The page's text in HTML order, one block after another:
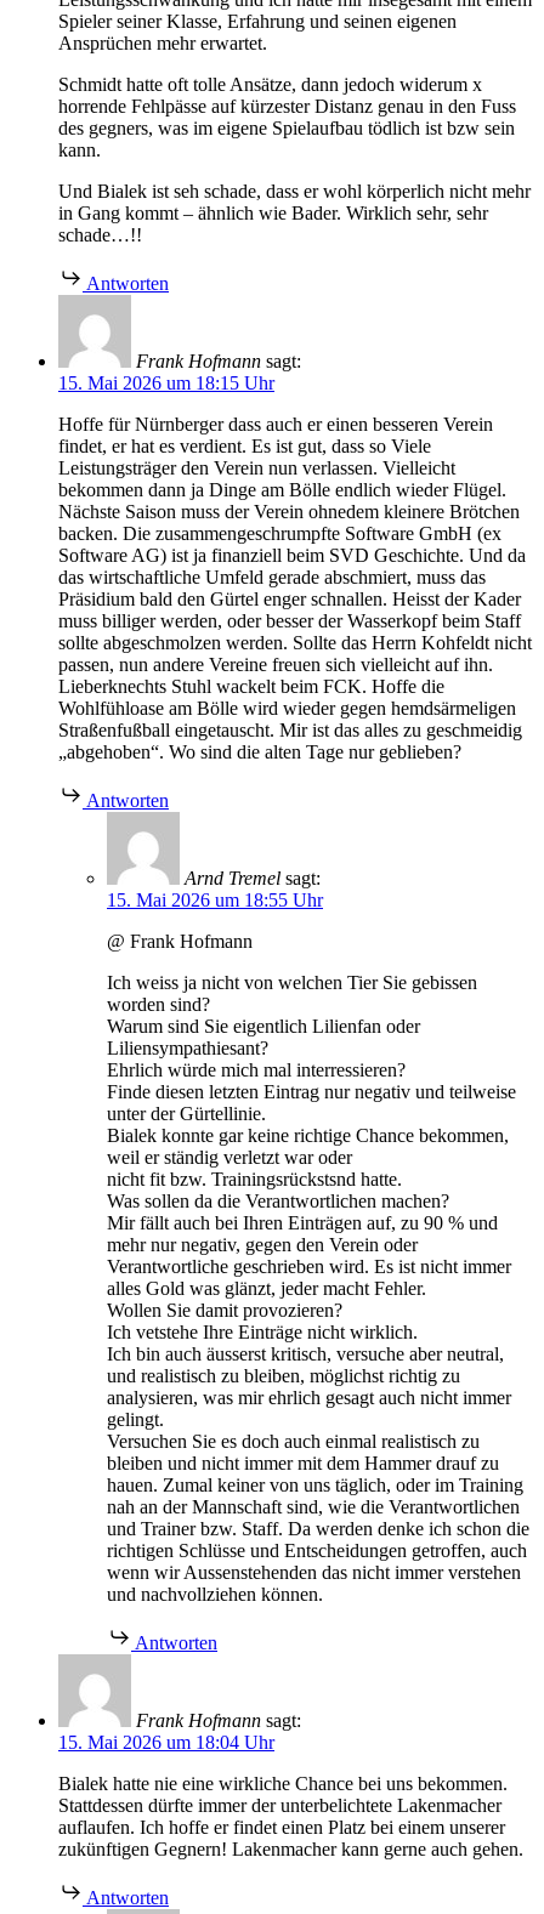
Spieler seiner Klasse, Erfahrung und seinen eigenen
Ansprüchen mehr erwartet.
Schmidt hatte oft tolle Ansätze, dann jedoch widerum x
horrende Fehlpässe auf kürzester Distanz genau in den Fuss
des gegners, was im eigene Spielaufbau tödlich ist bzw sein
kann.
Und Bialek ist seh schade, dass er wohl körperlich nicht mehr
in Gang kommt – ähnlich wie Bader. Wirklich sehr, sehr
schade…!!
Antworten
Frank Hofmann sagt:
15. Mai 2026 um 18:15 Uhr
Hoffe für Nürnberger dass auch er einen besseren Verein
findet, er hat es verdient. Es ist gut, dass so Viele
Leistungsträger den Verein nun verlassen. Vielleicht
bekommen dann ja Dinge am Bölle endlich wieder Flügel.
Nächste Saison muss der Verein ohnedem kleinere Brötchen
backen. Die zusammengeschrumpfte Software GmbH (ex
Software AG) ist ja finanziell beim SVD Geschichte. Und da
das wirtschaftliche Umfeld gerade abschmiert, muss das
Präsidium bald den Gürtel enger schnallen. Heisst der Kader
muss billiger werden, oder besser der Wasserkopf beim Staff
sollte abgeschmolzen werden. Sollte das Herrn Kohfeldt nicht
passen, nun andere Vereine freuen sich vielleicht auf ihn.
Lieberknechts Stuhl wackelt beim FCK. Hoffe die
Wohlfühloase am Bölle wird wieder gegen hemdsärmeligen
Straßenfußball eingetauscht. Mir ist das alles zu geschmeidig
„abgehoben“. Wo sind die alten Tage nur geblieben?
Antworten
Arnd Tremel sagt:
15. Mai 2026 um 18:55 Uhr
@ Frank Hofmann
Ich weiss ja nicht von welchen Tier Sie gebissen
worden sind?
Warum sind Sie eigentlich Lilienfan oder
Liliensympathiesant?
Ehrlich würde mich mal interressieren?
Finde diesen letzten Eintrag nur negativ und teilweise
unter der Gürtellinie.
Bialek konnte gar keine richtige Chance bekommen,
weil er ständig verletzt war oder
nicht fit bzw. Trainingsrückstsnd hatte.
Was sollen da die Verantwortlichen machen?
Mir fällt auch bei Ihren Einträgen auf, zu 90 % und
mehr nur negativ, gegen den Verein oder
Verantwortliche geschrieben wird. Es ist nicht immer
alles Gold was glänzt, jeder macht Fehler.
Wollen Sie damit provozieren?
Ich vetstehe Ihre Einträge nicht wirklich.
Ich bin auch äusserst kritisch, versuche aber neutral,
und realistisch zu bleiben, möglichst richtig zu
analysieren, was mir ehrlich gesagt auch nicht immer
gelingt.
Versuchen Sie es doch auch einmal realistisch zu
bleiben und nicht immer mit dem Hammer drauf zu
hauen. Zumal keiner von uns täglich, oder im Training
nah an der Mannschaft sind, wie die Verantwortlichen
und Trainer bzw. Staff. Da werden denke ich schon die
richtigen Schlüsse und Entscheidungen getroffen, auch
wenn wir Aussenstehenden das nicht immer verstehen
und nachvollziehen können.
Antworten
Frank Hofmann sagt:
15. Mai 2026 um 18:04 Uhr
Bialek hatte nie eine wirkliche Chance bei uns bekommen.
Stattdessen dürfte immer der unterbelichtete Lakenmacher
auflaufen. Ich hoffe er findet einen Platz bei einem unserer
zukünftigen Gegnern! Lakenmacher kann gerne auch gehen.
Antworten